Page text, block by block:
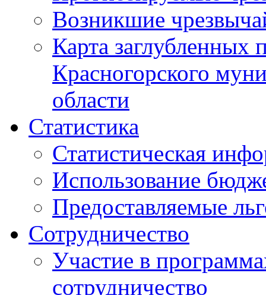
Возникшие
Карта
Красногорского
области
Статистика
Статистическая
Использование
Предоставляемые
Сотрудничество
Участие в
сотрудничество